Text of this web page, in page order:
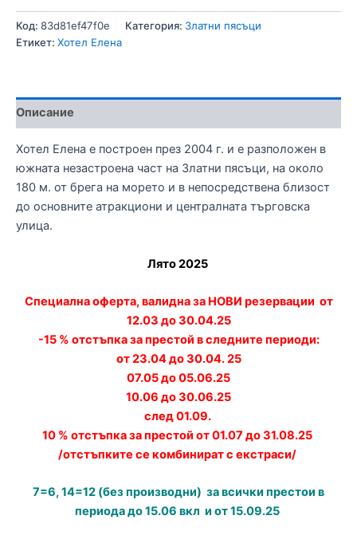
Код: 83d81ef47f0e Категория: Златни пясъци
Етикет: Хотел Елена
Описание
Хотел Елена е построен през 2004 г. и е разположен в
южната незастроена част на Златни пясъци, на около
180 м. от брега на морето и в непосредствена близост
до основните атракциони и централната търговска
улица.
Лято 2025
Специална оферта, валидна за НОВИ резервации от
12.03 до 30.04.25
-15 % отстъпка за престой в следните периоди:
от 23.04 до 30.04. 25
07.05 до 05.06.25
10.06 до 30.06.25
след 01.09.
10 % отстъпка за престой от 01.07 до 31.08.25
/отстъпките се комбинират с екстраси/
7=6, 14=12 (без производни) за всички престои в
периода до 15.06 вкл и от 15.09.25